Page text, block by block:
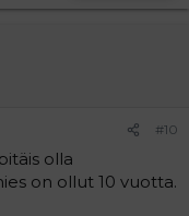
#10
olla
on ollut 10 vuotta.